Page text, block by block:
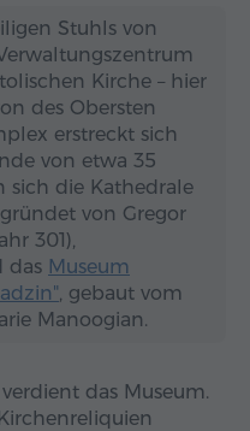
Stuhls von
Kirche – hier
des Obersten
erstreckt sich
von etwa 35
sich die Kathedrale
von Gregor
301),
das Museum
, gebaut vom
Manoogian.
das Museum.